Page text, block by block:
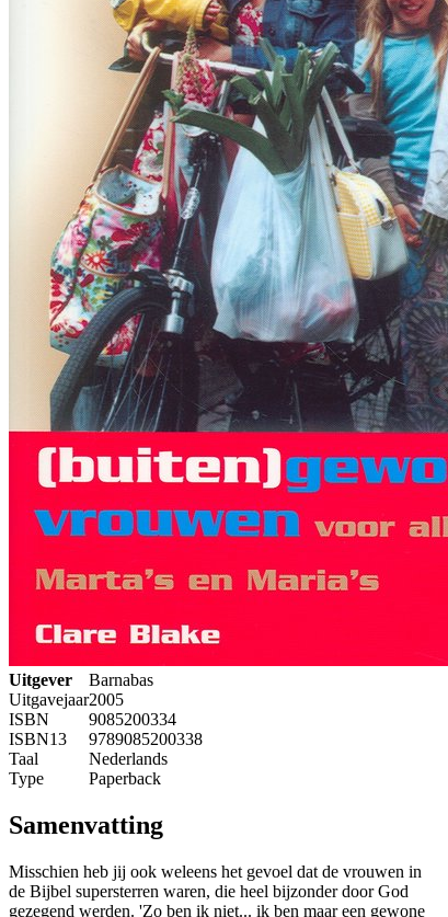
Uitgever
Barnabas
Uitgavejaar2005
ISBN
9085200334
ISBN13
9789085200338
Taal
Nederlands
Type
Paperback
Samenvatting
Misschien heb jij ook weleens het gevoel dat de vrouwen in
de Bijbel supersterren waren, die heel bijzonder door God
gezegend werden. 'Zo ben ik niet... ik ben maar een gewone